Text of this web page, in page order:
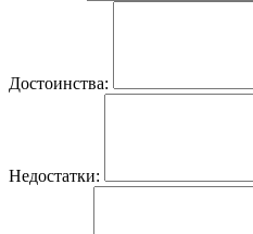
Достоинства:
Недостатки: